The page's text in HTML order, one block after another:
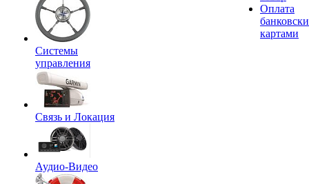
Системы
управления
Связь и Локация
Аудио-Видео
Оплата
картами